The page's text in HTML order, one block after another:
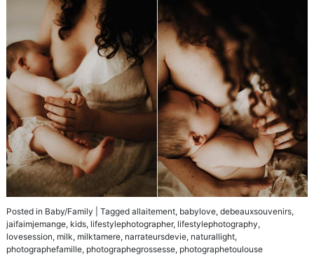
Posted in Baby/Family Tagged allaitement, babylove, debeauxsouvenirs,
jaifaimjemange, kids, lifestylephotographer, lifestylephotography,
lovesession, milk, milktamere, narrateursdevie, naturallight,
photographefamille, photographegrossesse, photographetoulouse